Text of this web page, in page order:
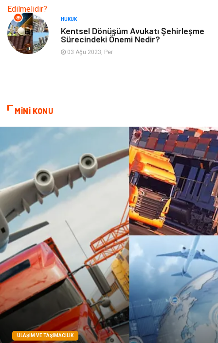
Hizmet
İnternet Ambalaj
Kültür
Pazarlama Kiralama Servisleri
Basın Yayın Bilişim
Dernekler ve Birlikler Periyodik Kontrol
Moda İthalat İhracat
Alüminyum Tarım & Hayvancılık
HUKUK
Kentsel Dönüşüm Avukatı Şehirleşme
Sürecindeki Önemi Nedir?
03 Ağu 2023, Per
MİNİ KONU
ULAŞIM VE TAŞIMACILIK